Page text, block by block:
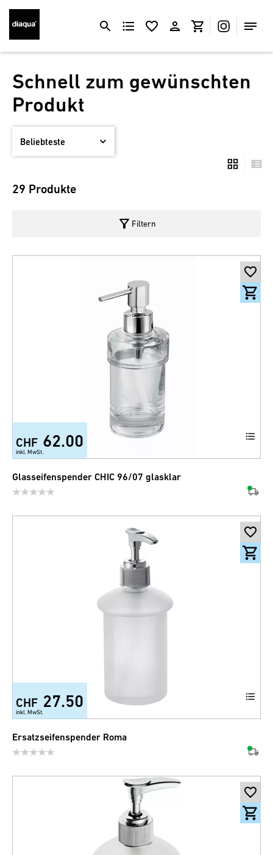
Schnell zum gewünschten
Produkt
29 Produkte
filter_alt Filtern
CHF 62.00
inkl. MwSt.
Glasseifenspender CHIC 96/07 glasklar
CHF 27.50
inkl. MwSt.
Ersatzseifenspender Roma